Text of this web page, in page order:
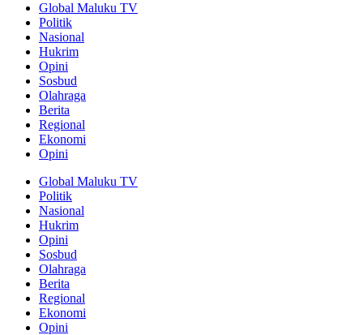
Global Maluku TV
Politik
Nasional
Hukrim
Opini
Sosbud
Olahraga
Berita
Regional
Ekonomi
Opini
Global Maluku TV
Politik
Nasional
Hukrim
Opini
Sosbud
Olahraga
Berita
Regional
Ekonomi
Opini